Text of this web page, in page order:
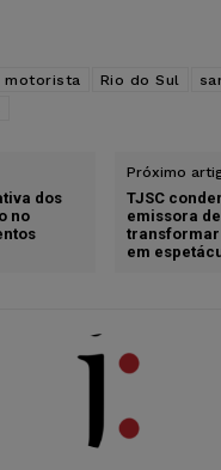
motorista Rio do Sul
dos
no
Próximo
TJSC
emissora
transformar
em